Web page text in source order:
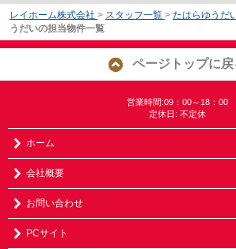
レイホーム株式会社 > スタッフ一覧 > たはらゆうだ
うだいの担当物件一覧
ページトップに戻
営業時間:09：00～18：00
定休日: 不定休
ホーム
会社概要
お問い合わせ
PCサイト